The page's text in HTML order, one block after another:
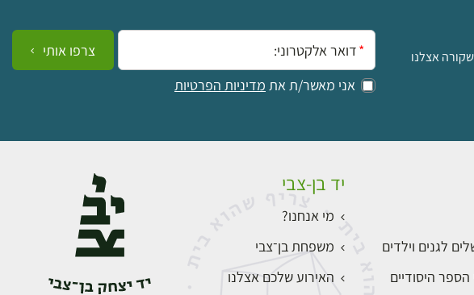
אצלנו
אימייל:
אני מאשר/ת את מדיניות הפרטיות
צרפו אותי
לגנים וילדים
הספר היסודיים
יד בן-צבי
מי אנחנו?
משפחת בן־צבי
האירוע שלכם אצלנו